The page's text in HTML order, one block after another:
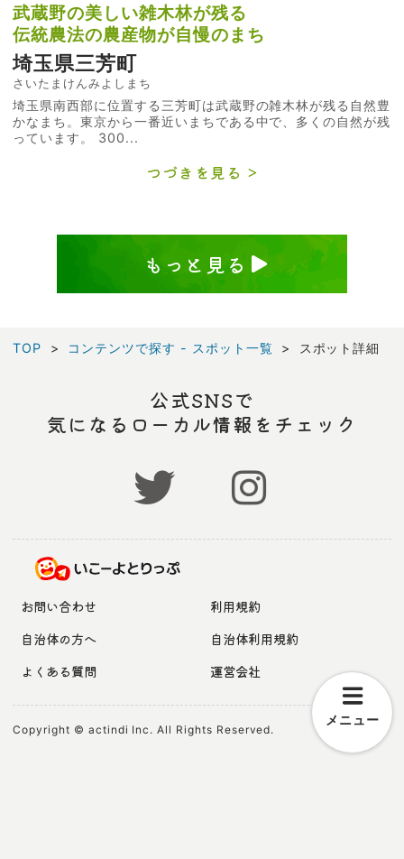
武蔵野の美しい雑木林が残る
伝統農法の農産物が自慢のまち
埼玉県三芳町
さいたまけんみよしまち
埼玉県南西部に位置する三芳町は武蔵野の雑木林が残る自然豊
かなまち。東京から一番近いまちである中で、多くの自然が残
っています。 300...
つづきを見る
もっと見る
TOP コンテンツで探す - スポット一覧 スポット詳細
メニュー
公式SNSで
気になるローカル情報をチェック
お問い合わせ
利用規約
自治体の方へ
自治体利用規約
よくある質問
運営会社
Copyright © actindi Inc. All Rights Reserved.